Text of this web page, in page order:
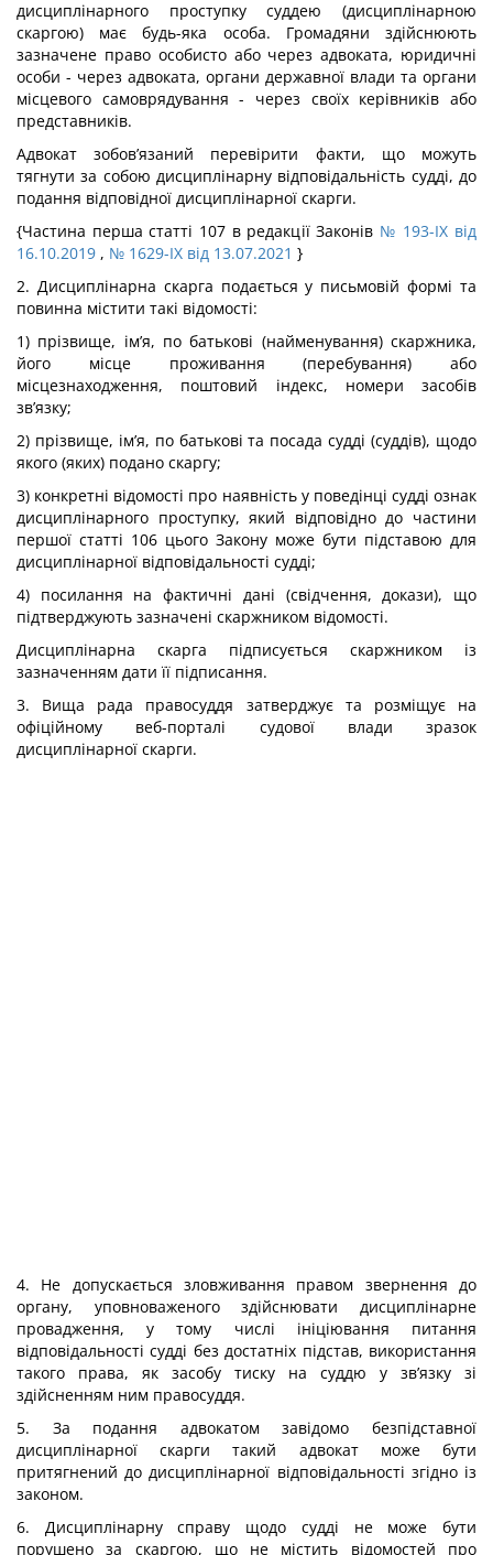
дисциплінарного проступку суддею (дисциплінарною
скаргою) має будь-яка особа. Громадяни здійснюють
зазначене право особисто або через адвоката, юридичні
особи - через адвоката, органи державної влади та органи
місцевого самоврядування - через своїх керівників або
представників.
Адвокат зобов’язаний перевірити факти, що можуть
тягнути за собою дисциплінарну відповідальність судді, до
подання відповідної дисциплінарної скарги.
{Частина перша статті 107 в редакції Законів № 193-IX від
16.10.2019 , № 1629-IX від 13.07.2021 }
2. Дисциплінарна скарга подається у письмовій формі та
повинна містити такі відомості:
1) прізвище, ім’я, по батькові (найменування) скаржника,
його місце проживання (перебування) або
місцезнаходження, поштовий індекс, номери засобів
зв’язку;
2) прізвище, ім’я, по батькові та посада судді (суддів), щодо
якого (яких) подано скаргу;
3) конкретні відомості про наявність у поведінці судді ознак
дисциплінарного проступку, який відповідно до частини
першої статті 106 цього Закону може бути підставою для
дисциплінарної відповідальності судді;
4) посилання на фактичні дані (свідчення, докази), що
підтверджують зазначені скаржником відомості.
Дисциплінарна скарга підписується скаржником із
зазначенням дати її підписання.
3. Вища рада правосуддя затверджує та розміщує на
офіційному веб-порталі судової влади зразок
дисциплінарної скарги.
4. Не допускається зловживання правом звернення до
органу, уповноваженого здійснювати дисциплінарне
провадження, у тому числі ініціювання питання
відповідальності судді без достатніх підстав, використання
такого права, як засобу тиску на суддю у зв’язку зі
здійсненням ним правосуддя.
5. За подання адвокатом завідомо безпідставної
дисциплінарної скарги такий адвокат може бути
притягнений до дисциплінарної відповідальності згідно із
законом.
6. Дисциплінарну справу щодо судді не може бути
порушено за скаргою, що не містить відомостей про